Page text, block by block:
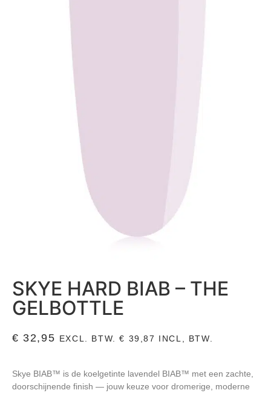
SKYE HARD BIAB – THE
GELBOTTLE
€ 32,95 EXCL. BTW.€ 39,87 INCL, BTW.
Skye BIAB™ is de koelgetinte lavendel BIAB™ met een zachte,
doorschijnende finish — jouw keuze voor dromerige, moderne